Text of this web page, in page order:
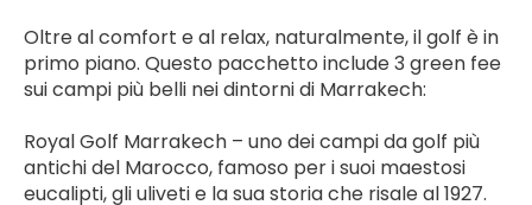
Oltre al comfort e al relax, naturalmente, il golf è in
primo piano. Questo pacchetto include 3 green fee
sui campi più belli nei dintorni di Marrakech:
Royal Golf Marrakech – uno dei campi da golf più
antichi del Marocco, famoso per i suoi maestosi
eucalipti, gli uliveti e la sua storia che risale al 1927.